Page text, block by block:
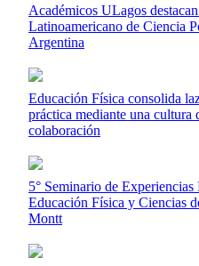
Académicos ULagos
Latinoamericano de Ciencia
Argentina
Educación Física consolida
práctica mediante una cultura
colaboración
5° Seminario de Experiencias
Educación Física y Ciencias
Montt